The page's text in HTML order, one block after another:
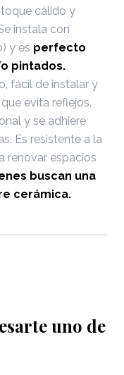
cálido y
instala con
y es perfecto
pintados.
fácil de instalar y
evita reflejos.
y se adhiere
Es resistente a la
renovar espacios
buscan una
cerámica.
uno de